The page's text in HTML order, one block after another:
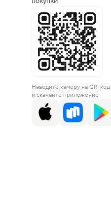
Наведите камеру на QR-код
и скачайте приложение